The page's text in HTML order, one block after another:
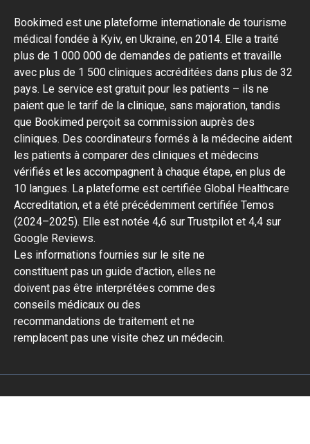
Bookimed est une plateforme internationale de tourisme
médical fondée à Kyiv, en Ukraine, en 2014. Elle a traité
plus de 1 000 000 de demandes de patients et travaille
avec plus de 1 500 cliniques accréditées dans plus de 32
pays. Le service est gratuit pour les patients – ils ne
paient que le tarif de la clinique, sans majoration, tandis
que Bookimed perçoit sa commission auprès des
cliniques. Des coordinateurs formés à la médecine aident
les patients à comparer des cliniques et médecins
vérifiés et les accompagnent à chaque étape, en plus de
10 langues. La plateforme est certifiée Global Healthcare
Accreditation, et a été précédemment certifiée Temos
(2024–2025). Elle est notée 4,6 sur Trustpilot et 4,4 sur
Google Reviews.
Les informations fournies sur le site ne
constituent pas un guide d'action, elles ne
doivent pas être interprétées comme des
conseils médicaux ou des
recommandations de traitement et ne
remplacent pas une visite chez un médecin.